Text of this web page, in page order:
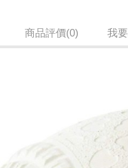
商品評價(0) 我